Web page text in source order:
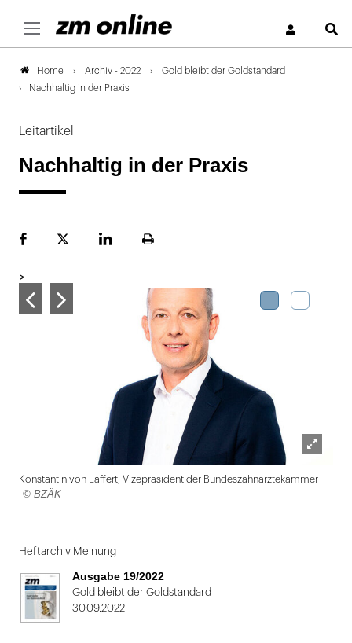
Home Archiv - 2022
Gold bleibt der Goldstandard
Nachhaltig in der Praxis
Leitartikel
Nachhaltig in der Praxis
FacebookPlattformLinekdInSeite
>
öffnen
Konstantin von Laffert, Vizepräsident der Bundeszahnärztekammer
© BZÄK
1
von
2
Heftarchiv Meinung
Ausgabe 19/2022
Gold bleibt der Goldstandard
30.09.2022